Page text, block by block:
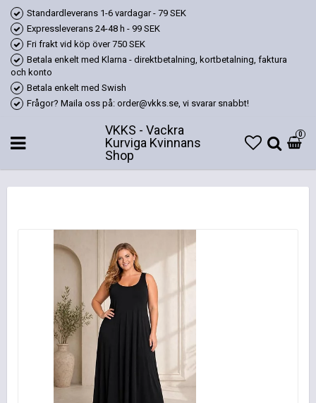
Standardleverans 1-6 vardagar - 79 SEK
Expressleverans 24-48 h - 99 SEK
Fri frakt vid köp över 750 SEK
Betala enkelt med Klarna - direktbetalning, kortbetalning, faktura
och konto
Betala enkelt med Swish
Frågor? Maila oss på: order@vkks.se, vi svarar snabbt!
VKKS - Vackra
Kurviga Kvinnans
Shop
0